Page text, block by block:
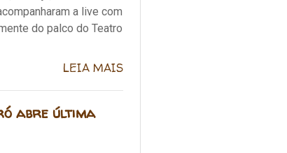
a live com
do palco do Teatro
LEIA MAIS
abre última